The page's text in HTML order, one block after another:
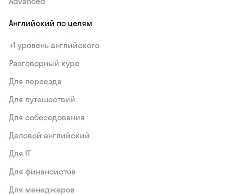
Английский по целям
+1 уровень английского
Разговорный курс
Для переезда
Для путешествий
Для собеседования
Деловой английский
Для IT
Для финансистов
Для менеджеров